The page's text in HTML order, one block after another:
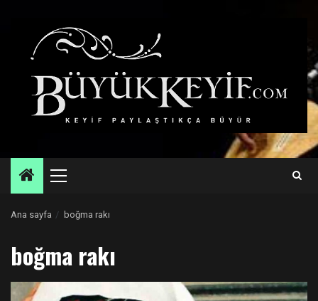
Primary
Ana sayfa boğma rakı
boğma rakı